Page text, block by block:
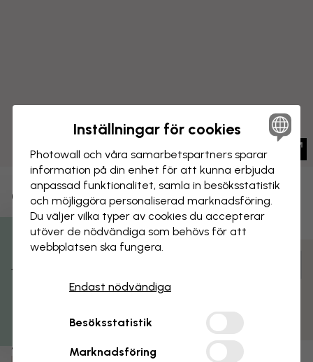
Klassisk politisk USA-karta
CANVASTAVLA Spara
Färdigmonterad och klar att hängas upp
Färgbeständiga tryck
Artikelnummer:
Få 15% rabatt
Inställningar för cookies
Photowall och våra samarbets­partners sparar
information på din enhet för att kunna erbjuda
anpassad funktionalitet, samla in besöks­statistik
och möjliggöra personaliserad marknads­föring.
Du väljer vilka typer av cookies du accepterar
utöver de nödvändiga som behövs för att
webbplatsen ska fungera.
Endast nödvändiga
Besöksstatistik
Marknadsföring